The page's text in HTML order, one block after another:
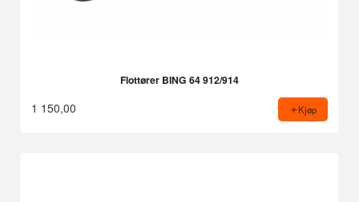
Flottører BING 64 912/914
1 150,00 Kjøp